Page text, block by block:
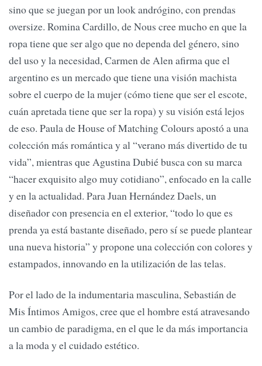
sino que se juegan por un look andrógino, con prendas
oversize. Romina Cardillo, de Nous cree mucho en que la
ropa tiene que ser algo que no dependa del género, sino
del uso y la necesidad, Carmen de Alen afirma que el
argentino es un mercado que tiene una visión machista
sobre el cuerpo de la mujer (cómo tiene que ser el escote,
cuán apretada tiene que ser la ropa) y su visión está lejos
de eso. Paula de House of Matching Colours apostó a una
colección más romántica y al “verano más divertido de tu
vida”, mientras que Agustina Dubié busca con su marca
“hacer exquisito algo muy cotidiano”, enfocado en la calle
y en la actualidad. Para Juan Hernández Daels, un
diseñador con presencia en el exterior, “todo lo que es
prenda ya está bastante diseñado, pero sí se puede plantear
una nueva historia” y propone una colección con colores y
estampados, innovando en la utilización de las telas.
Por el lado de la indumentaria masculina, Sebastián de
Mis Íntimos Amigos, cree que el hombre está atravesando
un cambio de paradigma, en el que le da más importancia
a la moda y el cuidado estético.